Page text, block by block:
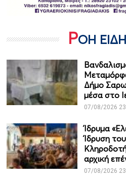
ΡΟΗ
Δήμο
μέσα στο
07/08/2026
Ίδρυμα
Ίδρυση
αρχική
07/08/2026